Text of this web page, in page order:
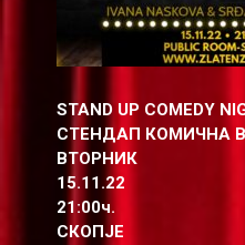
STAND UP COMEDY
СТЕНДАП КОМИЧНА
ВТОРНИК
15.11.22
21:00ч.
СКОПЈЕ